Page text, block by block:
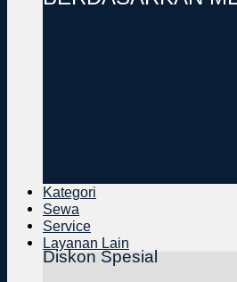
Diskon Spesial
Kategori
Sewa
Service
Layanan Lain